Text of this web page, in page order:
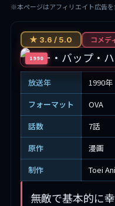
※本ページはアフィリエイト広告を
1990
★ 3.6 / 5.0 コメデ
放送年
1990年
フォーマット
OVA
話数
7話
原作
漫画
制作
Toei
無敵で基本的に